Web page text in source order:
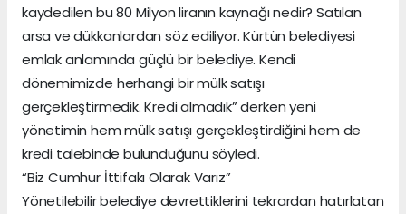
kaydedilen bu 80 Milyon liranın kaynağı nedir? Satılan
arsa ve dükkanlardan söz ediliyor. Kürtün belediyesi
emlak anlamında güçlü bir belediye. Kendi
dönemimizde herhangi bir mülk satışı
gerçekleştirmedik. Kredi almadık” derken yeni
yönetimin hem mülk satışı gerçekleştirdiğini hem de
kredi talebinde bulunduğunu söyledi.
“Biz Cumhur İttifakı Olarak Varız”
Yönetilebilir belediye devrettiklerini tekrardan hatırlatan